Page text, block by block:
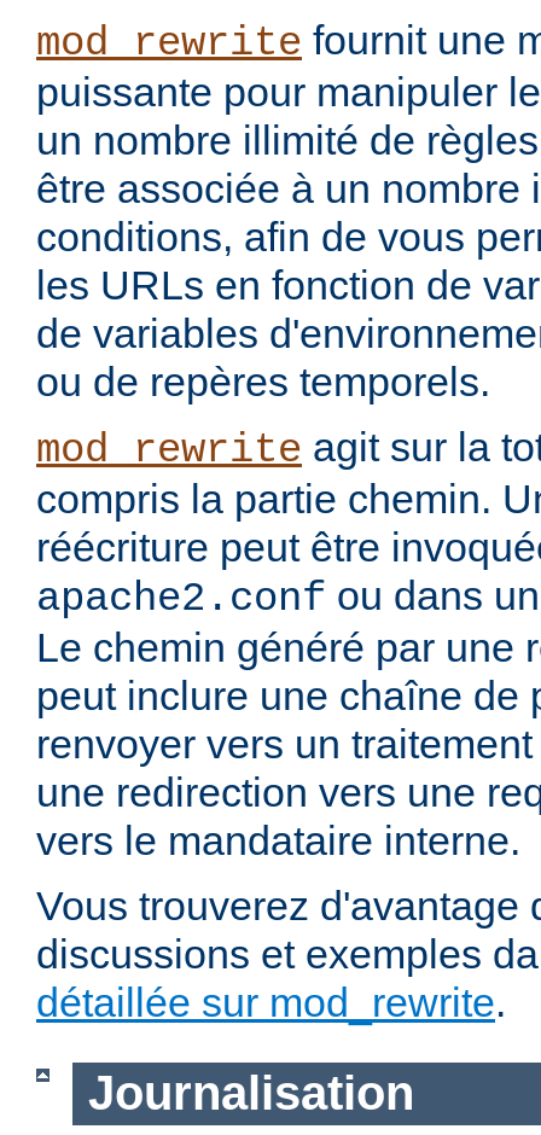
mod_rewrite fournit une
puissante pour manipuler
un nombre illimité de
être associée à un nombre
conditions, afin de vous
les URLs en fonction de
de variables
ou de repères temporels.
mod_rewrite agit sur la
compris la partie chemin.
réécriture peut être
apache2.conf ou dans
Le chemin généré par une
peut inclure une chaîne de
renvoyer vers un
une redirection vers une
vers le mandataire interne.
Vous trouverez d'avantage
discussions et exemples
détaillée sur mod_rewrite.
Journalisation